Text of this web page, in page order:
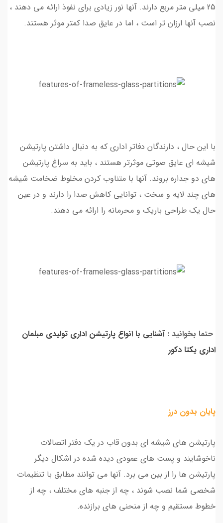
25 میلی متر مربع دارند. آنها نور زیادی برای نفوذ ارائه می دهند ،
نصب آنها ارزان تر است ، اما در عایق صدا کمتر موثر هستند.
با این حال ، دارندگان دفاتر اداری که به دنبال داشتن پارتیشن
شیشه ای عایق صوتی موثرتر هستند ، باید به سراغ پارتیشن
های دو جداره بروند. آنها با متناوب کردن مخلوط ضخامت شیشه
های چند لایه و سخت ، توانایی کاهش صدا را دارند و در عین
حال یک طراحی باریک و محرمانه را ارائه می دهند.
حتما بخوانید : آشنایی با انواع پارتیشن اداری تولیدی مبلمان
اداری یکتا دکور
پایان بدون درز
پارتیشن های شیشه ای بدون قاب در یک دفتر اتصالات
ناخوشایند و پست های عمودی دیده شده در اشکال دیگر
پارتیشن ها را از بین می برد. آنها می توانند مطابق با تنظیمات
شخصی شما نصب شوند ، چه از جنبه های مختلف ، چه از
خطوط مستقیم و چه از منحنی های برازنده.